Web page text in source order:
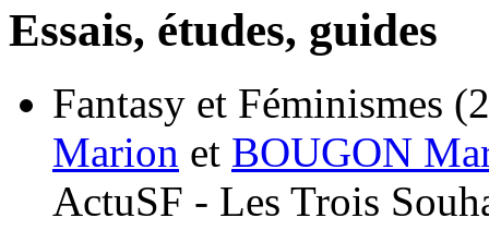
Essais, études, guides
Fantasy et Féminismes
Marion et BOUGON
ActuSF - Les Trois